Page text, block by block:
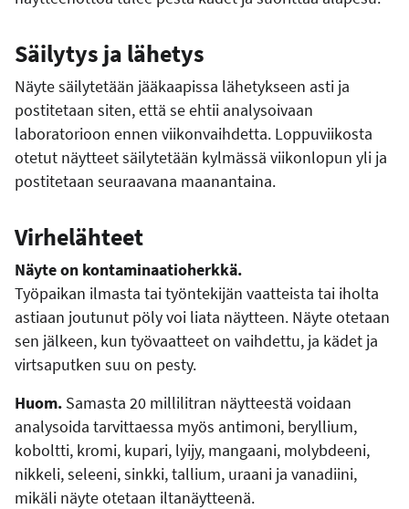
Säilytys ja lähetys
Näyte säilytetään jääkaapissa lähetykseen asti ja
postitetaan siten, että se ehtii analysoivaan
laboratorioon ennen viikonvaihdetta. Loppuviikosta
otetut näytteet säilytetään kylmässä viikonlopun yli ja
postitetaan seuraavana maanantaina.
Virhelähteet
Näyte on kontaminaatioherkkä.
Työpaikan ilmasta tai työntekijän vaatteista tai iholta
astiaan joutunut pöly voi liata näytteen. Näyte otetaan
sen jälkeen, kun työvaatteet on vaihdettu, ja kädet ja
virtsaputken suu on pesty.
Huom. Samasta 20 millilitran näytteestä voidaan
analysoida tarvittaessa myös antimoni, beryllium,
koboltti, kromi, kupari, lyijy, mangaani, molybdeeni,
nikkeli, seleeni, sinkki, tallium, uraani ja vanadiini,
mikäli näyte otetaan iltanäytteenä.